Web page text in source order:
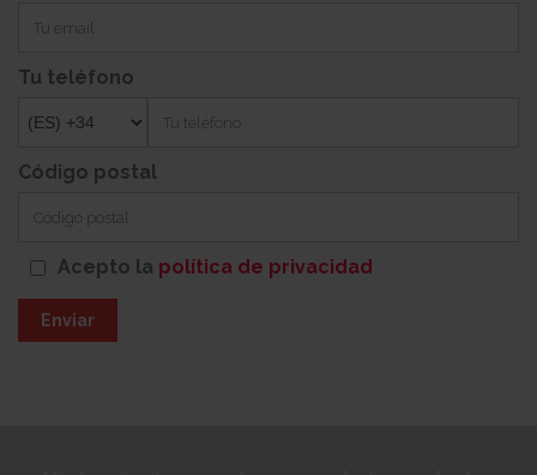
Tu teléfono
Código postal
Acepto la política de privacidad
Enviar